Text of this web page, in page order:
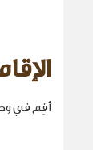
أقِم في